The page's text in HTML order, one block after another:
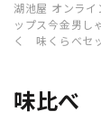
湖池屋 オンライ
ップス今金男
く 味くらべセ
味比べ